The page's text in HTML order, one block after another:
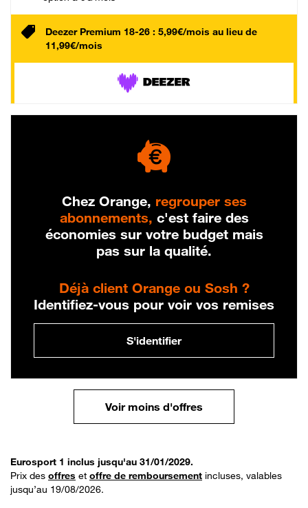
Deezer Premium 18-26 : 5,99€/mois au lieu de
11,99€/mois
Chez Orange, regrouper ses
abonnements, c'est faire des
économies sur votre budget mais
pas sur la qualité.
Déjà client Orange ou Sosh ?
Identifiez-vous pour voir vos remises
S'identifier
Voir moins d'offres
Eurosport 1 inclus jusqu'au 31/01/2029.
Prix des offres et offre de remboursement incluses, valables
jusqu’au 19/08/2026.